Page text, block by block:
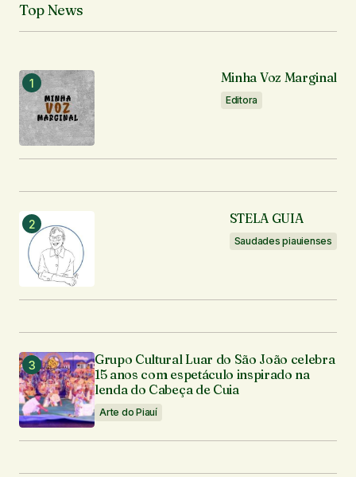
Notifique-me sobre novos comentários por e-mail.
Enviar comentário
Top News
Minha Voz Marginal
Editora
STELA GUIA
Saudades piauienses
Grupo Cultural Luar do São João celebra
15 anos com espetáculo inspirado na
lenda do Cabeça de Cuia
Arte do Piauí